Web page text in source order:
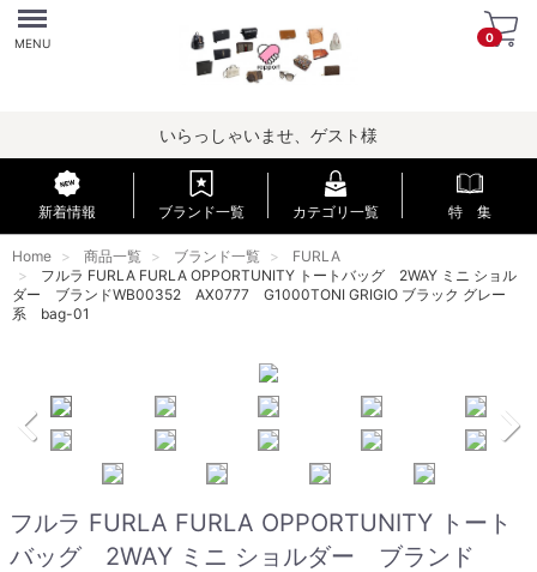
Menu
MENU 0
いらっしゃいませ、ゲスト様
新着情報 ブランド一覧 カテゴリ一覧 特 集
Home 商品一覧 ブランド一覧
FURLA
フルラ FURLA FURLA OPPORTUNITY トートバッグ 2WAY ミニ ショル
ダー ブランドWB00352 AX0777 G1000TONI GRIGIO ブラック グレー
系 bag-01
フルラ FURLA FURLA OPPORTUNITY トート
バッグ 2WAY ミニ ショルダー ブランド